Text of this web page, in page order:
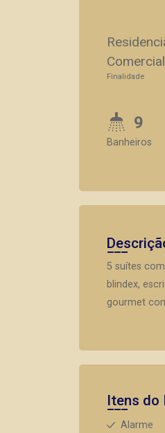
Comercial
Finalidade
9
Banheiros
5 suítes
blindex,
gourmet
Itens do
Alarme